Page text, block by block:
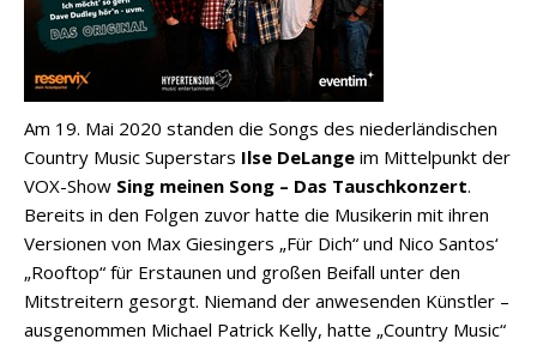
Am 19. Mai 2020 standen die Songs des niederländischen
Country Music Superstars Ilse DeLange im Mittelpunkt der
VOX-Show Sing meinen Song – Das Tauschkonzert.
Bereits in den Folgen zuvor hatte die Musikerin mit ihren
Versionen von Max Giesingers „Für Dich“ und Nico Santos‘
„Rooftop“ für Erstaunen und großen Beifall unter den
Mitstreitern gesorgt. Niemand der anwesenden Künstler –
ausgenommen Michael Patrick Kelly, hatte „Country Music“